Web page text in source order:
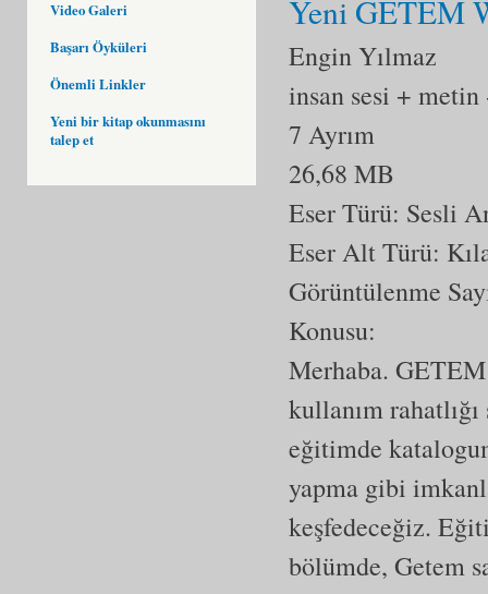
Video Galeri
Başarı Öyküleri
Önemli Linkler
Yeni bir kitap okunmasını
talep et
Yeni GETEM
Engin Yılmaz
insan sesi + metin
7 Ayrım
26,68 MB
Eser Türü: Sesli
Eser Alt Türü:
Görüntülenme
Konusu:
Merhaba.
kullanım
eğitimde
yapma gibi
keşfedeceğiz.
bölümde, Getem